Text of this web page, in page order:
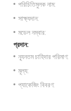
পরিচিতিমুলক নাম:
সাক্ষ্যদান:
মডেল নম্বার:
প্রদান:
ন্যূনতম চাহিদার পরিমাণ:
মূল্য:
প্যাকেজিং বিবরণ: